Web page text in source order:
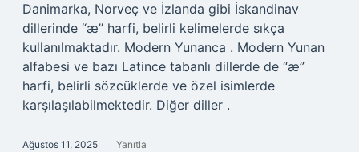
Danimarka, Norveç ve İzlanda gibi İskandinav
dillerinde “æ” harfi, belirli kelimelerde sıkça
kullanılmaktadır. Modern Yunanca . Modern Yunan
alfabesi ve bazı Latince tabanlı dillerde de “æ”
harfi, belirli sözcüklerde ve özel isimlerde
karşılaşılabilmektedir. Diğer diller .
Ağustos 11, 2025 Yanıtla